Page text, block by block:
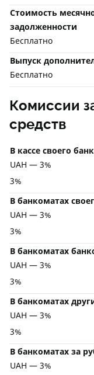
Стоимость
задолженности
Бесплатно
Выпуск
Бесплатно
Комиссии
средств
В кассе своего
UAH — 3%
3%
В банкоматах
UAH — 3%
3%
В банкоматах
UAH — 3%
3%
В банкоматах
UAH — 3%
3%
В банкоматах за
UAH — 3%